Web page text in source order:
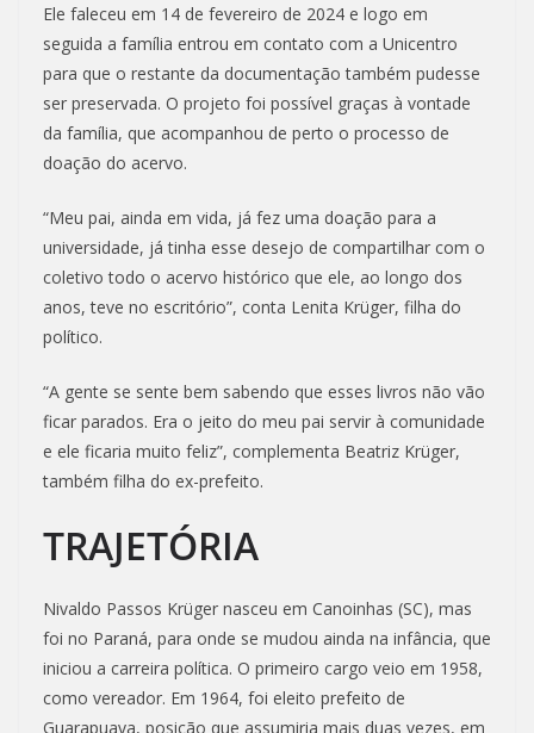
Ele faleceu em 14 de fevereiro de 2024 e logo em
seguida a família entrou em contato com a Unicentro
para que o restante da documentação também pudesse
ser preservada. O projeto foi possível graças à vontade
da família, que acompanhou de perto o processo de
doação do acervo.
“Meu pai, ainda em vida, já fez uma doação para a
universidade, já tinha esse desejo de compartilhar com o
coletivo todo o acervo histórico que ele, ao longo dos
anos, teve no escritório”, conta Lenita Krüger, filha do
político.
“A gente se sente bem sabendo que esses livros não vão
ficar parados. Era o jeito do meu pai servir à comunidade
e ele ficaria muito feliz”, complementa Beatriz Krüger,
também filha do ex-prefeito.
TRAJETÓRIA
Nivaldo Passos Krüger nasceu em Canoinhas (SC), mas
foi no Paraná, para onde se mudou ainda na infância, que
iniciou a carreira política. O primeiro cargo veio em 1958,
como vereador. Em 1964, foi eleito prefeito de
Guarapuava, posição que assumiria mais duas vezes, em